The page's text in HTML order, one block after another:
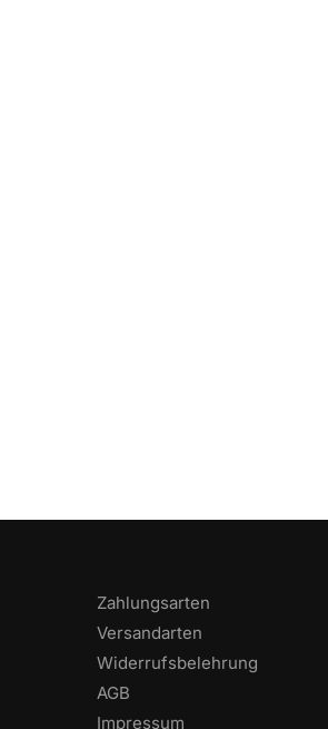
Zahlungsarten
Versandarten
Widerrufsbelehrung
AGB
Impressum